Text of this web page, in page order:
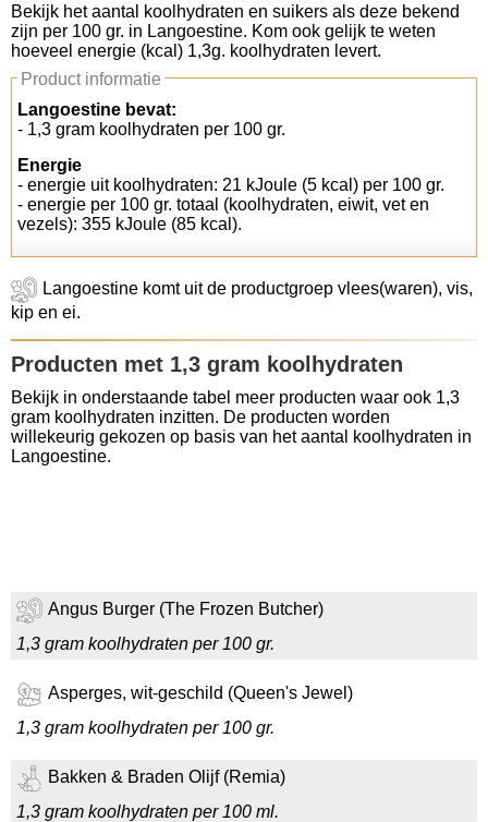
Koolhydraten tellen
Links
Bekijk het aantal koolhydraten en suikers als deze bekend
zijn per 100 gr. in Langoestine. Kom ook gelijk te weten
hoeveel energie (kcal) 1,3g. koolhydraten levert.
Product informatie
Langoestine bevat:
- 1,3 gram koolhydraten per 100 gr.
Energie
- energie uit koolhydraten: 21 kJoule (5 kcal) per 100 gr.
- energie per 100 gr. totaal (koolhydraten, eiwit, vet en
vezels): 355 kJoule (85 kcal).
Langoestine komt uit de productgroep vlees(waren), vis,
kip en ei.
Producten met 1,3 gram koolhydraten
Bekijk in onderstaande tabel meer producten waar ook 1,3
gram koolhydraten inzitten. De producten worden
willekeurig gekozen op basis van het aantal koolhydraten in
Langoestine.
Angus Burger (The Frozen Butcher)
1,3 gram koolhydraten per 100 gr.
Asperges, wit-geschild (Queen's Jewel)
1,3 gram koolhydraten per 100 gr.
Bakken & Braden Olijf (Remia)
1,3 gram koolhydraten per 100 ml.